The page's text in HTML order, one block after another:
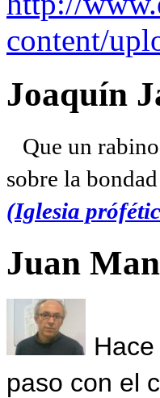
content/
Joaquín
Que un
sobre la
(Iglesia
Juan
paso con el